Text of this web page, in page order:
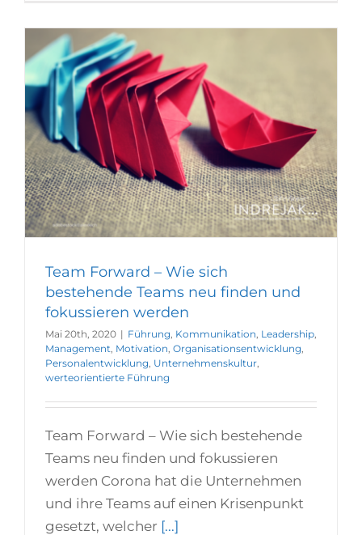
Team Forward – Wie sich
bestehende Teams neu finden und
fokussieren werden
Mai 20th, 2020 | Führung Kommunikation Leadership
Management Motivation Organisationsentwicklung
Personalentwicklung Unternehmenskultur
werteorientierte Führung
Team Forward – Wie sich bestehende
Teams neu finden und fokussieren
werden Corona hat die Unternehmen
und ihre Teams auf einen Krisenpunkt
gesetzt, welcher [...]